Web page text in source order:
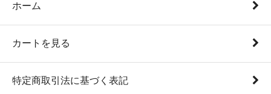
ホーム
カートを見る
特定商取引法に基づく表記